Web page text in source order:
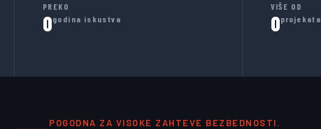
PREKO
0godina iskustva
VIŠE OD
0projekata
POGODNA ZA VISOKE ZAHTEVE BEZBEDNOSTI.